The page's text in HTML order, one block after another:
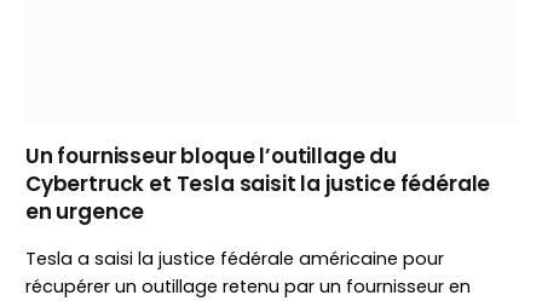
Un fournisseur bloque l’outillage du
Cybertruck et Tesla saisit la justice fédérale
en urgence
Tesla a saisi la justice fédérale américaine pour
récupérer un outillage retenu par un fournisseur en